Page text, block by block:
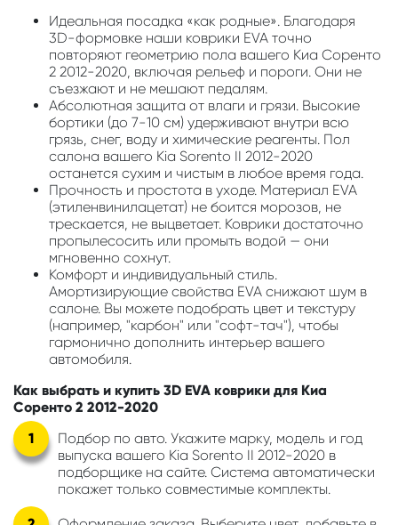
Идеальная посадка «как родные». Благодаря
3D-формовке наши коврики EVA точно
повторяют геометрию пола вашего Киа Соренто
2 2012-2020, включая рельеф и пороги. Они не
съезжают и не мешают педалям.
Абсолютная защита от влаги и грязи. Высокие
бортики (до 7-10 см) удерживают внутри всю
грязь, снег, воду и химические реагенты. Пол
салона вашего Kia Sorento II 2012-2020
останется сухим и чистым в любое время года.
Прочность и простота в уходе. Материал EVA
(этиленвинилацетат) не боится морозов, не
трескается, не выцветает. Коврики достаточно
пропылесосить или промыть водой — они
мгновенно сохнут.
Комфорт и индивидуальный стиль.
Амортизирующие свойства EVA снижают шум в
салоне. Вы можете подобрать цвет и текстуру
(например, "карбон" или "софт-тач"), чтобы
гармонично дополнить интерьер вашего
автомобиля.
Как выбрать и купить 3D EVA коврики для Киа
Соренто 2 2012-2020
Подбор по авто. Укажите марку, модель и год
выпуска вашего Kia Sorento II 2012-2020 в
подборщике на сайте. Система автоматически
покажет только совместимые комплекты.